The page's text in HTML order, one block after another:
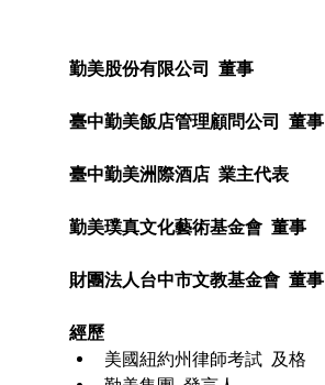
勤美股份有限公司  董事
臺中勤美飯店管理顧問公司  董事
臺中勤美洲際酒店  業主代表
勤美璞真文化藝術基金會  董事
財團法人台中市文教基金會  董事
經歷
美國紐約州律師考試  及格